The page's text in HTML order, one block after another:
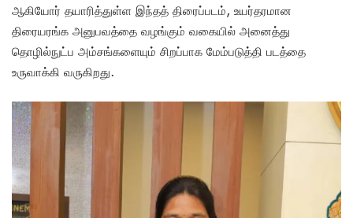
ஆகியோர் தயாரித்துள்ள இந்தத் திரைப்படம், உயர்தரமான
திரையரங்க அனுபவத்தை வழங்கும் வகையில் அனைத்து
தொழில்நுட்ப அம்சங்களையும் சிறப்பாக மேம்படுத்தி படத்தை
உருவாக்கி வருகிறது.